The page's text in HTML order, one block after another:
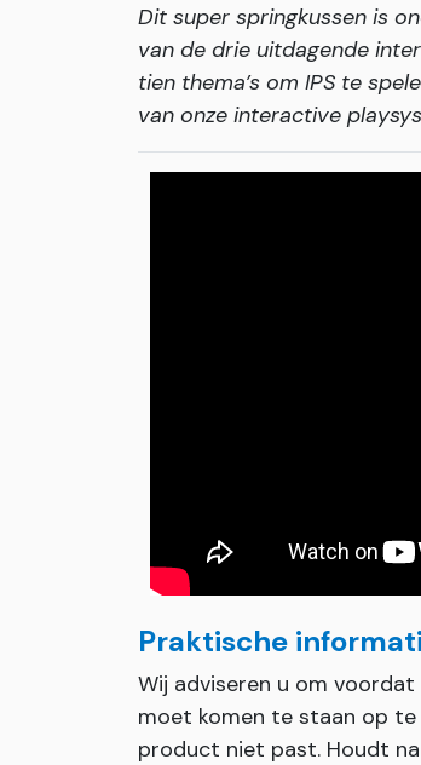
Dit super springkussen is
van de drie uitdagende
tien thema’s om IPS te
van onze interactive
Praktische
Wij adviseren u om
moet komen te staan op
product niet past. Houdt